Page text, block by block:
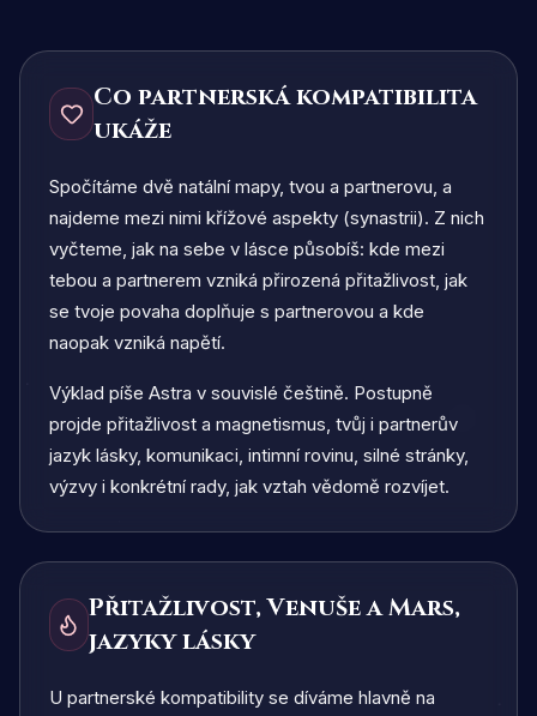
Co partnerská kompatibilita
ukáže
Spočítáme dvě natální mapy, tvou a partnerovu, a
najdeme mezi nimi křížové aspekty (synastrii). Z nich
vyčteme, jak na sebe v lásce působíš: kde mezi
tebou a partnerem vzniká přirozená přitažlivost, jak
se tvoje povaha doplňuje s partnerovou a kde
naopak vzniká napětí.
Výklad píše Astra v souvislé češtině. Postupně
projde přitažlivost a magnetismus, tvůj i partnerův
jazyk lásky, komunikaci, intimní rovinu, silné stránky,
výzvy i konkrétní rady, jak vztah vědomě rozvíjet.
Přitažlivost, Venuše a Mars,
jazyky lásky
U partnerské kompatibility se díváme hlavně na